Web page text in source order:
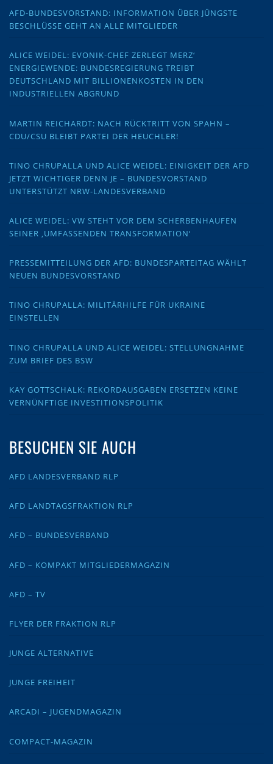
AFD-BUNDESVORSTAND: INFORMATION ÜBER JÜNGSTE
BESCHLÜSSE GEHT AN ALLE MITGLIEDER
ALICE WEIDEL: EVONIK-CHEF ZERLEGT MERZ‘
ENERGIEWENDE: BUNDESREGIERUNG TREIBT
DEUTSCHLAND MIT BILLIONENKOSTEN IN DEN
INDUSTRIELLEN ABGRUND
MARTIN REICHARDT: NACH RÜCKTRITT VON SPAHN –
CDU/CSU BLEIBT PARTEI DER HEUCHLER!
TINO CHRUPALLA UND ALICE WEIDEL: EINIGKEIT DER AFD
JETZT WICHTIGER DENN JE – BUNDESVORSTAND
UNTERSTÜTZT NRW-LANDESVERBAND
ALICE WEIDEL: VW STEHT VOR DEM SCHERBENHAUFEN
SEINER ‚UMFASSENDEN TRANSFORMATION‘
PRESSEMITTEILUNG DER AFD: BUNDESPARTEITAG WÄHLT
NEUEN BUNDESVORSTAND
TINO CHRUPALLA: MILITÄRHILFE FÜR UKRAINE
EINSTELLEN
TINO CHRUPALLA UND ALICE WEIDEL: STELLUNGNAHME
ZUM BRIEF DES BSW
KAY GOTTSCHALK: REKORDAUSGABEN ERSETZEN KEINE
VERNÜNFTIGE INVESTITIONSPOLITIK
BESUCHEN SIE AUCH
AFD LANDESVERBAND RLP
AFD LANDTAGSFRAKTION RLP
AFD – BUNDESVERBAND
AFD – KOMPAKT MITGLIEDERMAGAZIN
AFD – TV
FLYER DER FRAKTION RLP
JUNGE ALTERNATIVE
JUNGE FREIHEIT
ARCADI – JUGENDMAGAZIN
COMPACT-MAGAZIN